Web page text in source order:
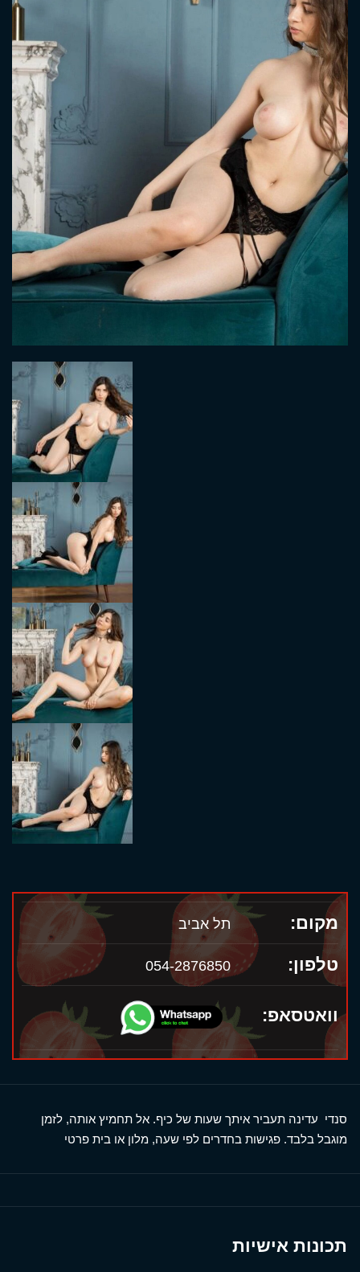
מקום: תל אביב
טלפון: 054-2876850
וואטסאפ:
סנדי עדינה תעביר איתך שעות של כיף. אל תחמיץ אותה, לזמן
מוגבל בלבד. פגישות בחדרים לפי שעה, מלון או בית פרטי
תכונות אישיות